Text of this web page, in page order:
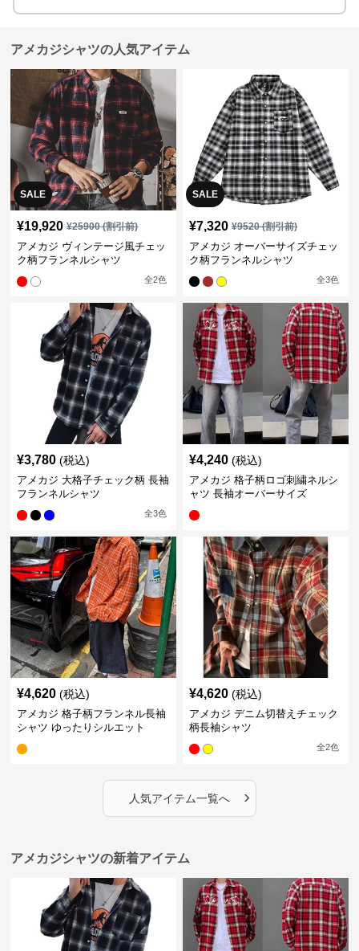
アメカジシャツの人気アイテム
SALE
¥19,920 ¥25900(割引前)
アメカジ ヴィンテージ風チェッ
ク柄フランネルシャツ
全2色
SALE
¥7,320 ¥9520(割引前)
アメカジ オーバーサイズチェッ
ク柄フランネルシャツ
全3色
¥3,780 (税込)
アメカジ 大格子チェック柄 長袖
フランネルシャツ
全3色
¥4,240 (税込)
アメカジ 格子柄ロゴ刺繍ネルシ
ャツ 長袖オーバーサイズ
¥4,620 (税込)
アメカジ 格子柄フランネル長袖
シャツ ゆったりシルエット
¥4,620 (税込)
アメカジ デニム切替えチェック
柄長袖シャツ
全2色
人気アイテム一覧へ ›
アメカジシャツの新着アイテム